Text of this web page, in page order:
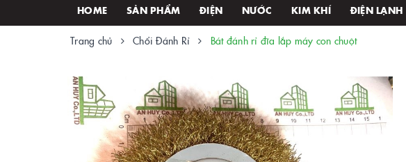
HOME SẢN PHẨM ĐIỆN NƯỚC KIM KHÍ ĐIỆN LẠNH
Trang chủ Chổi Đánh Rỉ Bát đánh rỉ đĩa lắp máy con chuột